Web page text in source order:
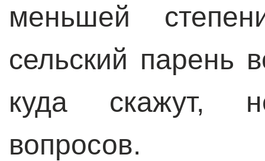
меньшей
сельский парень
куда скажут,
вопросов.